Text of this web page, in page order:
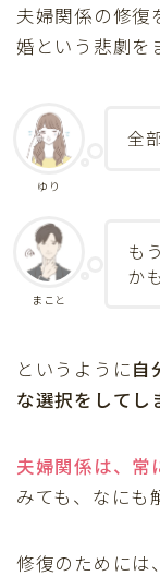
夫婦関係の修復
婚という悲劇を
ゆり
全
まこと
も
か
というように自
な選択をしてし
夫婦関係は、常
みても、なにも
修復のためには